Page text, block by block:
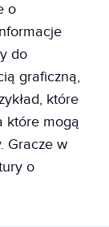
o
do
graficzną,
które
które mogą
Gracze w
o